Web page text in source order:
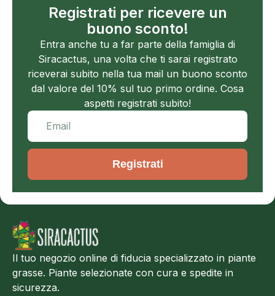
Registrati per ricevere un
buono sconto!
Entra anche tu a far parte della famiglia di
Siracactus, una volta che ti sarai registrato
riceverai subito nella tua mail un buono sconto
dal valore del 10% sul tuo primo ordine. Cosa
aspetti registrati subito!
Registrati
Il tuo negozio online di fiducia specializzato in piante
grasse. Piante selezionate con cura e spedite in
sicurezza.